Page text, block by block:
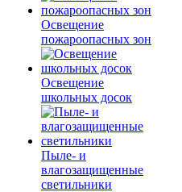
Освещение
пожароопасных зон
Освещение
школьных досок
Пыле- и
влагозащищенные
светильники